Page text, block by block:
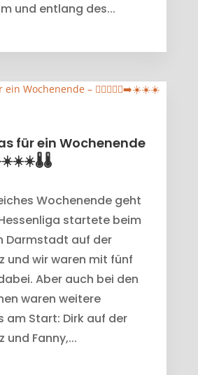
und entlang des...
für ein Wochenende
Wochenende geht
startete beim
Darmstadt auf der
und wir waren mit fünf
Aber auch bei den
waren weitere
am Start: Dirk auf der
und Fanny,...